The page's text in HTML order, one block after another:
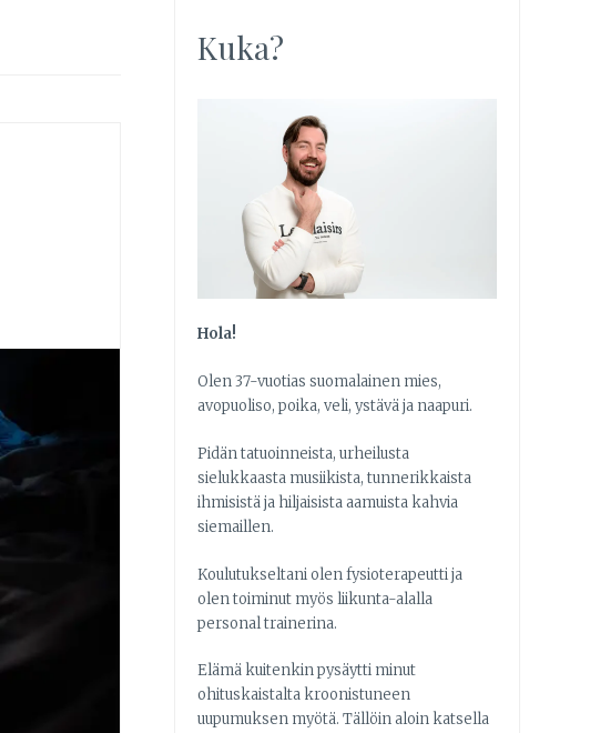
Kuka?
Hola!
Olen 37-vuotias suomalainen mies,
avopuoliso, poika, veli, ystävä ja naapuri.
Pidän tatuoinneista, urheilusta
sielukkaasta musiikista, tunnerikkaista
ihmisistä ja hiljaisista aamuista kahvia
siemaillen.
Koulutukseltani olen fysioterapeutti ja
olen toiminut myös liikunta-alalla
personal trainerina.
Elämä kuitenkin pysäytti minut
ohituskaistalta kroonistuneen
uupumuksen myötä. Tällöin aloin katsella